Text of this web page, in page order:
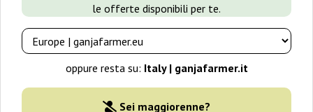
le offerte disponibili per te.
oppure resta su: Italy | ganjafarmer.it
Sei maggiorenne?
Filtri Ordinamento